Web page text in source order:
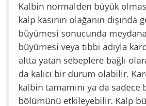
Kalbin normalden büyük
kalp kasının olağanın dışında
büyümesi sonucunda
büyümesi veya tıbbi adıyla
altta yatan sebeplere bağlı
da kalıcı bir durum olabilir.
kalbin tamamını ya da
bölümünü etkileyebilir. Kalp